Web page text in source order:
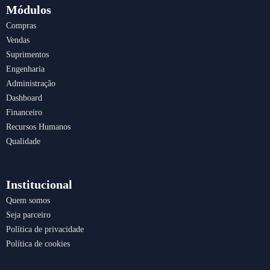
b
o
k
a
m
Módulos
Compras
Vendas
Suprimentos
Engenharia
Administração
Dashboard
Financeiro
Recursos Humanos
Qualidade
Institucional
Quem somos
Seja parceiro
Política de privacidade
Política de cookies